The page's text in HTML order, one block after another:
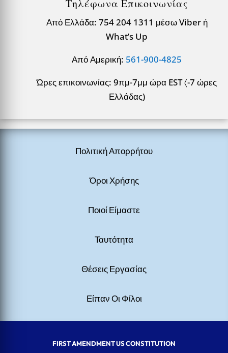
Τηλέφωνα Επικοινωνίας
Από Ελλάδα: 754 204 1311 μέσω Viber ή
What’s Up
Από Αμερική: 561-900-4825
Ώρες επικοινωνίας: 9πμ-7μμ ώρα EST 〈-7 ώρες
Ελλάδας)
Πολιτική Απορρήτου
Όροι Χρήσης
Ποιοί Είμαστε
Ταυτότητα
Θέσεις Εργασίας
Είπαν Οι Φίλοι
FIRST AMENDMENT US CONSTITUTION